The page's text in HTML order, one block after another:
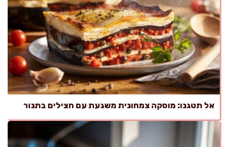
אל תטגנו: מוסקה צמחונית משגעת עם חצילים בתנור